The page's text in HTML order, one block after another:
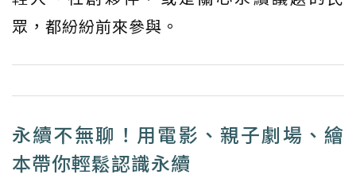
眾，都紛紛前來參與。
永續不無聊！用電影、親子劇場、繪
本帶你輕鬆認識永續